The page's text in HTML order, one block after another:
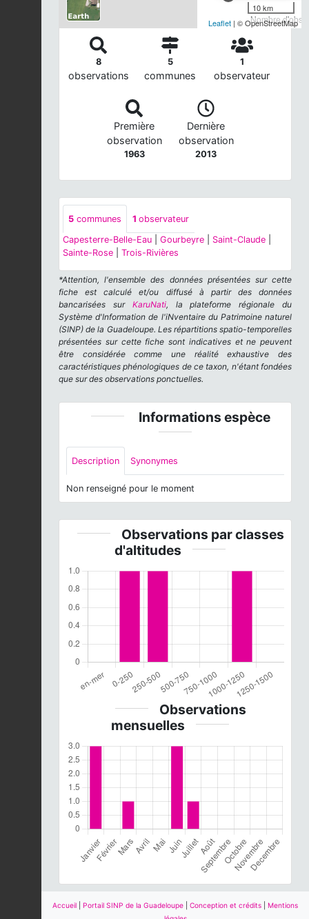
Nombre
10 km
Leaflet | © OpenStreetMap
8
observations
5
communes
1
observateur
Première
observation
1963
Dernière
observation
2013
5 communes 1 observateur
Capesterre-Belle-Eau
Gourbeyre Saint-Claude
Sainte-Rose
Trois-Rivières
*Attention, l'ensemble des données présentées sur cette
fiche est calculé et/ou diffusé à partir des données
bancarisées sur KaruNati, la plateforme régionale du
Système d'Information de l'iNventaire du Patrimoine naturel
(SINP) de la Guadeloupe. Les répartitions spatio-temporelles
présentées sur cette fiche sont indicatives et ne peuvent
être considérée comme une réalité exhaustive des
caractéristiques phénologiques de ce taxon, n'étant fondées
que sur des observations ponctuelles.
Informations espèce
Description Synonymes
Non renseigné pour le moment
Observations par classes
d'altitudes
Observations
mensuelles
Accueil Portail SINP de la Guadeloupe Conception et crédits
Mentions